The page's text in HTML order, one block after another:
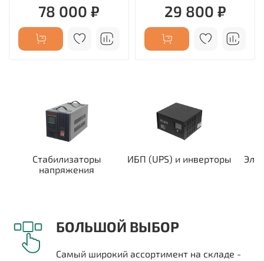
78 000 ₽ 29 800 ₽
Стабилизаторы
напряжения
ИБП (UPS) и инверторы
БОЛЬШОЙ ВЫБОР
Самый широкий ассортимент на складе -